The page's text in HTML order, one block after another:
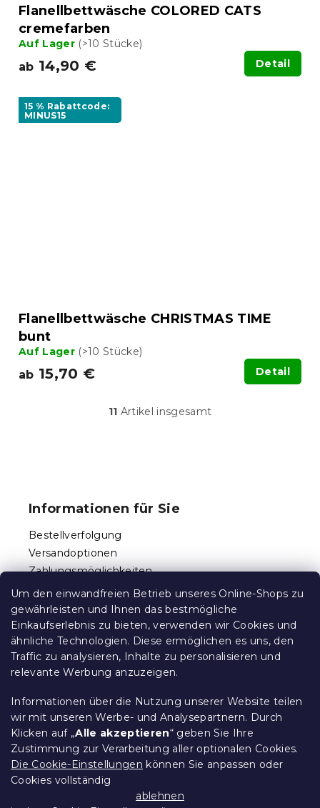
Um den einwandfreien Betrieb unseres Online-Shops zu
gewährleisten und Ihnen das bestmögliche
Einkaufserlebnis zu bieten, verwenden wir Cookies und
ähnliche Technologien. Diese ermöglichen es uns, den
Traffic zu analysieren, Inhalte zu personalisieren und
relevante Werbung anzuzeigen.
Informationen über die Nutzung unserer Website teilen
wir mit unseren Werbe- und Analysepartnern. Durch
Klicken auf „Alle akzeptieren“ geben Sie Ihre
Zustimmung zur Verarbeitung aller optionalen Cookies.
Die Cookie-Einstellungen können Sie anpassen oder
Cookies vollständig
ablehnen
Flanellbettwäsche COLORED CATS
cremefarben
Auf Lager (>10 Stücke)
ab 14,90 € Detail
15 % Rabattcode:
MINUS15
Flanellbettwäsche CHRISTMAS TIME
bunt
Auf Lager (>10 Stücke)
ab 15,70 € Detail
S
l
n
e
d
e
L
i
s
e
11 Artikel insgesamt
e
Informationen für Sie
Bestellverfolgung
Versandoptionen
Zahlungsmöglichkeiten
Reklamationen und Rücksendungen
Kontakt
Allgemeine Geschäftsbedingungen
Datenschutz
Ethischer Kodex
Für Partner
Impressum
Über uns
Treueprogramm - bis zu 10% Rabatt